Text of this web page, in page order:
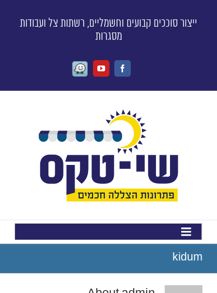
ייצור סוככים קבועים וחשמליים, רשתות צל ועבודות
מסגרות
Facebook
Youtube
Waze
kidum